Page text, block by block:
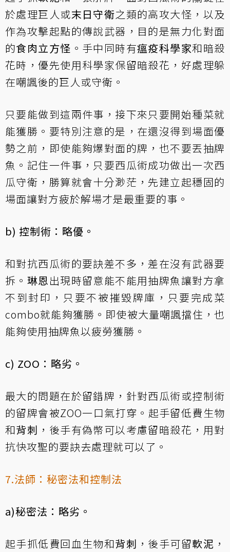
於處理巨人或末日守衛之類的高攻大怪，以及
作為攻擊起點的傳說武器，目的是無力化對面
的食肉立方怪 。手中同時有瘟疫科學家和暗殺
花時，優先使用科學家保留暗殺花，好處理躲
在嘲諷後的巨人或守衛。
只要能做到這兩件事，接下來只要開始種菜就
能獲勝。要特別注意的是，在還沒得到場面優
勢之前，即使能夠爆對面的牌，也不要丟抽牌
魚。記住一件事，只要西瓜術成功做出一次西
瓜守衛，勝算就會十分渺茫，先建立起穩固的
場面讓對方疲於解場才是最重要的事。
b) 控制術：略優。
和對抗西瓜術的要訣差不多，差在沒有武器要
拆。 琳恩出現時留意能不能用抽牌魚讓對方拿
不到封印，只要不被摧毀牌庫，只要完成菜
combo就能夠獲勝。即使被大量嘲諷擋住，也
能夠使用抽牌魚以疲勞獲勝。
c) ZOO：略劣。
最大的問題在於留錯牌，針對西瓜術或控制術
的留牌會被ZOO一口氣打穿。起手留低費生物
和背刺 ，後手有偽幣可以考慮留暗殺花，用對
抗快攻聖的要訣去處理就可以了。
7.法師：秘密法和控制法
a)秘密法：略劣。
起手抓低費回血生物和背刺 ，後手可留軟泥 ，